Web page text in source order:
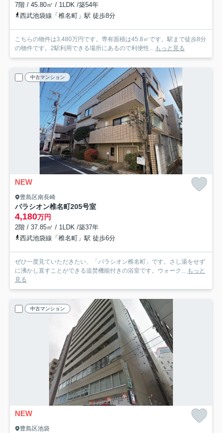
7階 / 45.80㎡ / 1LDK /築54年
西武池袋線「椎名町」駅 徒歩8分
こちらの物件は3,480万円です。専有面積は45.8㎡です。駅まで徒歩8分
の物件です。2駅利用できる場所にあるので利便性... もっと見る
中古マンション
NEW
豊島区南長崎
パラシオン椎名町205号室
4,180万円
2階 / 37.85㎡ / 1LDK /築37年
西武池袋線「椎名町」駅 徒歩6分
ぜひ一度見ていただきたい、「パラシオン椎名町」です。さし湯をせず
に沸かし直すことができる追焚機能付きの浴室です。ウォーク... もっと
見る
中古マンション
NEW
豊島区池袋